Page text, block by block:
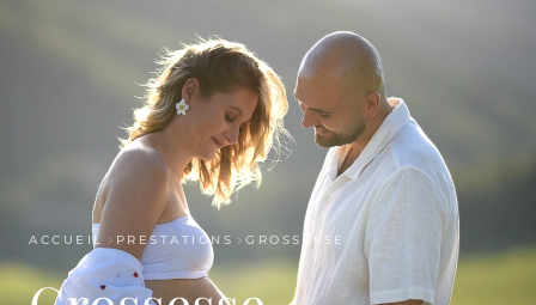
ACCUEIL PRESTATIONS GROSSESSE